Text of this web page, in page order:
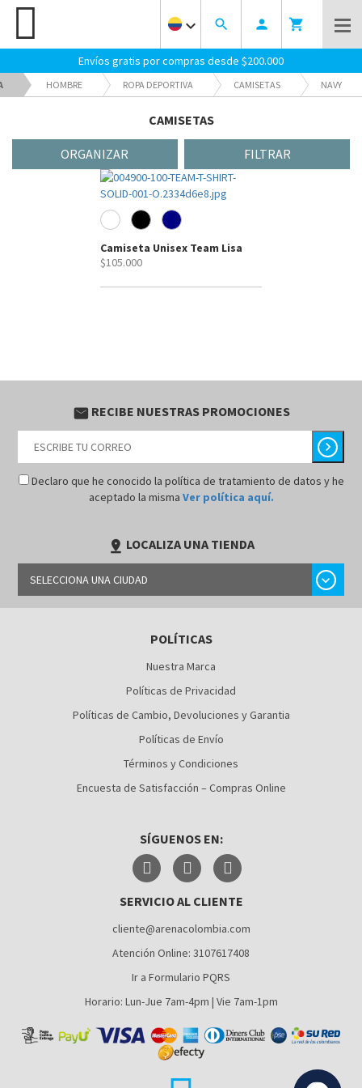
keyboard_arrow_down search person shopping_cart
Envíos gratis por compras desde $200.000
HOMBRE ROPA DEPORTIVA CAMISETAS
NAVY
CAMISETAS
FILTRAR
ORGANIZAR
Camiseta Unisex Team Lisa
$105.000
email RECIBE NUESTRAS PROMOCIONES
chevron_right
Declaro que he conocido la política de tratamiento de datos y he
aceptado la misma Ver política aquí.
pin_drop LOCALIZA UNA TIENDA
SELECCIONA UNA CIUDAD chevron_right
BARRANQUILLA
SANTA MARTA
VILLAVICENCIO
POLÍTICAS
Nuestra Marca
Políticas de Privacidad
Políticas de Cambio, Devoluciones y Garantia
Políticas de Envío
Términos y Condiciones
Encuesta de Satisfacción – Compras Online
SÍGUENOS EN:
SERVICIO AL CLIENTE
cliente@arenacolombia.com
Atención Online: 3107617408
Ir a Formulario PQRS
Horario: Lun-Jue 7am-4pm | Vie 7am-1pm